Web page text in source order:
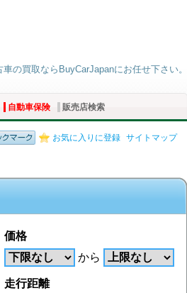
車の買取ならBuyCarJapanにお任せ下さい。
自動車保険 販売店検索
お気に入りに登録 サイトマップ
価格
から
走行距離